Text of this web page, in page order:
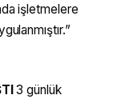
işletmelere
3 günlük